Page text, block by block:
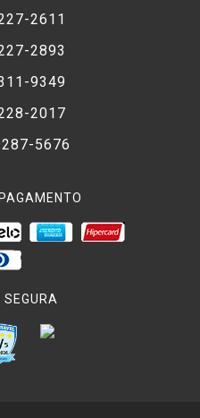
2611
2893
9349
2017
5676